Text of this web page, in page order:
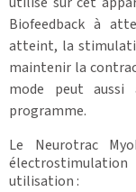
Biofeedback à
atteint, la
maintenir la
mode peut aussi
programme.
Le Neurotrac
électrostimulation
utilisation :